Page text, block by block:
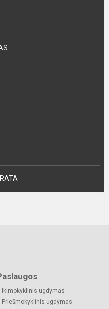
Ikimokyklinis ugdymas
Priešmokyklinis ugdymas